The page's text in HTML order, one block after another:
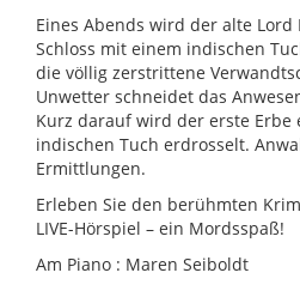
Eines Abends wird der alte Lord
Schloss mit einem indischen
die völlig zerstrittene
Unwetter schneidet das
Kurz darauf wird der erste Erbe
indischen Tuch erdrosselt.
Ermittlungen.
Erleben Sie den berühmten
LIVE-Hörspiel – ein Mordsspaß!
Am Piano : Maren Seiboldt